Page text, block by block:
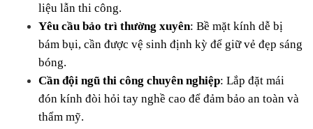
liệu lẫn thi công.
Yêu cầu bảo trì thường xuyên: Bề mặt kính dễ bị
bám bụi, cần được vệ sinh định kỳ để giữ vẻ đẹp sáng
bóng.
Cần đội ngũ thi công chuyên nghiệp: Lắp đặt mái
đón kính đòi hỏi tay nghề cao để đảm bảo an toàn và
thẩm mỹ.